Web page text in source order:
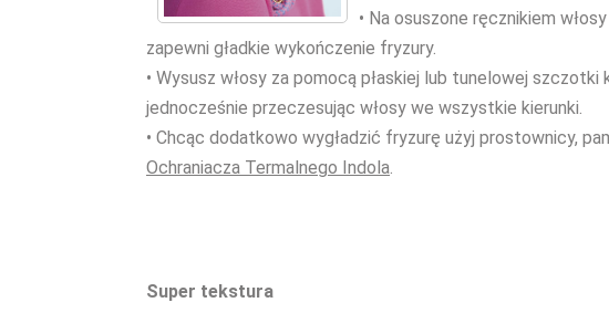
• Na osuszone ręcznikiem włosy
zapewni gładkie wykończenie fryzury.
• Wysusz włosy za pomocą płaskiej lub tunelowej
jednocześnie przeczesując włosy we wszystkie kierunki.
• Chcąc dodatkowo wygładzić fryzurę użyj prostownicy,
Ochraniacza Termalnego Indola.
Super tekstura